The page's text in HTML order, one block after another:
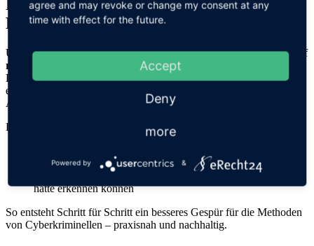
Phishing‑Simulationen – ohne echtes
Risiko
Um das Sicherheitsbewusstsein nachhaltig zu stärken, setzen wir auf
realitätsnahe Phishing‑Simulationen. Dabei werden typische
Betrugsversuche nachgestellt, wie sie täglich im Umlauf sind – von
einfachen Täuschungen bis hin zu sehr professionell gestalteten
Angriffen.
Der große Vorteil:
Fehler werden alsLernchancegenutzt
Direktes Feedback zeigt, woran man die jeweilige E-Mail
hätte erkennen können
So entsteht Schritt für Schritt ein besseres Gespür für die Methoden
von Cyberkriminellen – praxisnah und nachhaltig.
agree and may revoke or change my consent at any
time with effect for the future.
Accept
Deny
more
Powered by &